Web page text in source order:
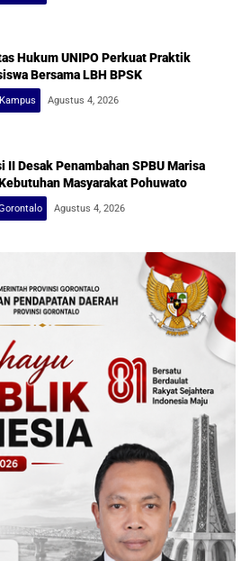
Hukum UNIPO Perkuat Praktik
Bersama LBH BPSK
Agustus 4, 2026
II Desak Penambahan SPBU Marisa
Masyarakat Pohuwato
Agustus 4, 2026